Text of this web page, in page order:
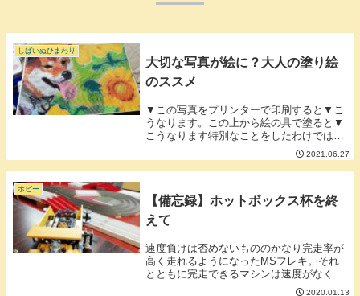
しばいぬひまわり
大切な写真が絵に？大人の塗り絵
のススメ
▼この写真をプリンターで印刷すると▼こ
うなります。この上から絵の具で塗ると▼
こうなります特別なことをしたわけではな
く普通に塗り絵感覚でいかにも写真を絵に
描いたかのような仕上がりにできます。プ
リンターの発色が悪くとも上から塗ってし
2021.06.27
ホビー
【備忘録】ホットボックス杯を終
えて
速度負けは否めないもののかなり完走率が
高く走れるようになったMSフレキ。それ
とともに完走できるマシンは速度がなくて
もそこそこ強いという実感も出てきまし2020.01.13